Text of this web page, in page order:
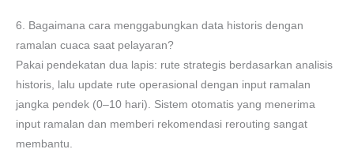
6. Bagaimana cara menggabungkan data historis dengan
ramalan cuaca saat pelayaran?
Pakai pendekatan dua lapis: rute strategis berdasarkan analisis
historis, lalu update rute operasional dengan input ramalan
jangka pendek (0–10 hari). Sistem otomatis yang menerima
input ramalan dan memberi rekomendasi rerouting sangat
membantu.